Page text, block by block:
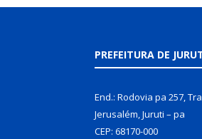
PREFEITURA DE
End.: Rodovia pa 257,
Jerusalém, Juruti – pa
CEP: 68170-000